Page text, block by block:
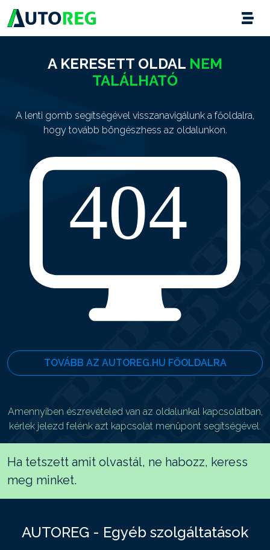
A KERESETT OLDAL NEM
TALÁLHATÓ
A lenti gomb segítségével visszanavigálunk a főoldalra,
hogy tovább böngészhess az oldalunkon.
TOVÁBB AZ AUTOREG.HU FŐOLDALRA
Amennyiben észrevételed van az oldalunkal kapcsolatban,
kérlek jelezd felénk azt kapcsolat menüpont segítségével.
Ha tetszett amit olvastál, ne habozz, keress
meg minket.
AUTOREG - Egyéb szolgáltatások